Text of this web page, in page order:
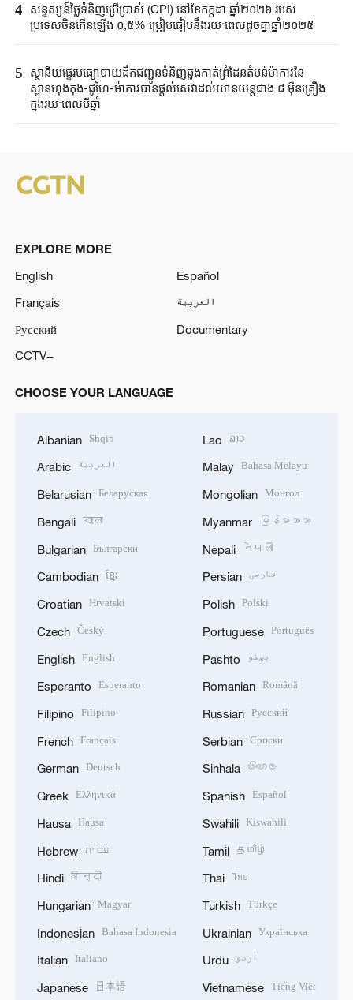
4 សន្ទស្សន៍ថ្លៃទំនិញប្រើប្រាស់ (CPI) នៅ​ខែកក្កដា ឆ្នាំ​២០២៦ របស់
ប្រទេសចិន​កើនឡើង ០,៥% ប្រៀប​ធៀបនឹងរយៈពេល​ដូច​គ្នា​ឆ្នាំ២០២៥
5
ស្ថានីយផ្ទេរមធ្យោបាយ​ដឹកជញ្ជូនទំនិញឆ្លងកាត់ព្រំដែនតំបន់​ម៉ាកាវនៃ
ស្ពានហុងកុង-ជូហៃ-ម៉ាកាវបានផ្តល់​សេវា​ដល់​យានយន្តជាង ៨ ម៉ឺន​គ្រឿង
ក្នុងរយៈពេលបីឆ្នាំ
EXPLORE MORE
English
Español
Français
العربية
Русский
Documentary
CCTV+
CHOOSE YOUR LANGUAGE
Albanian Shqip
Arabic العربية
Belarusian Беларуская
Bengali বাংলা
Bulgarian Български
Cambodian ខ្មែរ
Croatian Hrvatski
Czech Český
English English
Esperanto Esperanto
Filipino Filipino
French Français
German Deutsch
Greek Ελληνικά
Hausa Hausa
Hebrew עברית
Hindi हिन्दी
Hungarian Magyar
Indonesian Bahasa Indonesia
Italian Italiano
Japanese 日本語
Lao ລາວ
Malay Bahasa Melayu
Mongolian Монгол
Myanmar မြန်မာဘာသာ
Nepali नेपाली
Persian فارسی
Polish Polski
Portuguese Português
Pashto پښتو
Romanian Română
Russian Русский
Serbian Српски
Sinhala සිංහල
Spanish Español
Swahili Kiswahili
Tamil தமிழ்
Thai ไทย
Turkish Türkçe
Ukrainian Українська
Urdu اردو
Vietnamese Tiếng Việt